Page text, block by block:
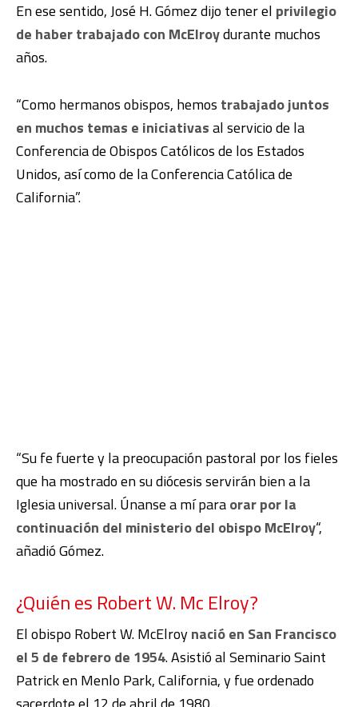
En ese sentido, José H. Gómez dijo tener el privilegio
de haber trabajado con McElroydurante muchos
años.
“Como hermanos obispos, hemos trabajado juntos
en muchos temas e iniciativasal servicio de la
Conferencia de Obispos Católicos de los Estados
Unidos, así como de la Conferencia Católica de
California”.
“Su fe fuerte y la preocupación pastoral por los fieles
que ha mostrado en su diócesis servirán bien a la
Iglesia universal. Únanse a mí paraorar por la
continuación del ministerio del obispo McElroy“,
añadió Gómez.
¿Quién es Robert W. Mc Elroy?
El obispo Robert W. McElroynació en San Francisco
el 5 de febrero de 1954. Asistió al Seminario Saint
Patrick en Menlo Park, California, y fue ordenado